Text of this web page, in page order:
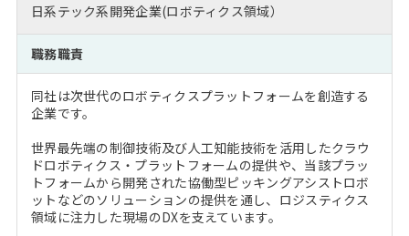
MBA留学生数の推移
年齢と年収の相関図
外資系／面接攻略のコツ
キャリアに効く一冊
注目企業インタビュー
プロ経営者の特別セミナー
Career Talk Live
MBA NETWORKING
パブリシティ
ニュースリリース
日系テック系開発企業(ロボティクス領域）
職務職責
同社は次世代のロボティクスプラットフォームを創造する
企業です。
世界最先端の制御技術及び人工知能技術を活用したクラウ
ドロボティクス・プラットフォームの提供や、当該プラッ
トフォームから開発された協働型ピッキングアシストロボ
ットなどのソリューションの提供を通し、ロジスティクス
領域に注力した現場のDXを支えています。